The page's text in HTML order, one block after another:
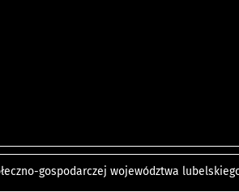
gospodarczej województwa